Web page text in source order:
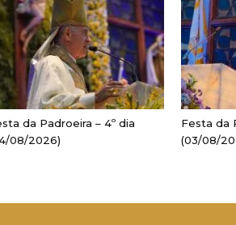
da Padroeira – 4º dia
08/2026)
Festa da
(03/08/